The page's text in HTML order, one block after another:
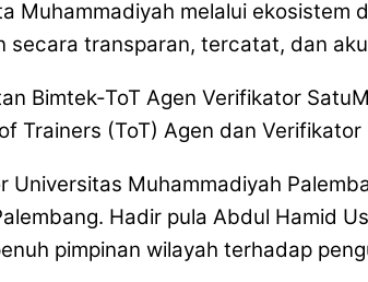
Muhammadiyah melalui
secara transparan, tercatat, dan
Trainers (ToT) Agen dan Verifikator
Universitas Muhammadiyah
Hadir pula Abdul Hamid
pimpinan wilayah terhadap